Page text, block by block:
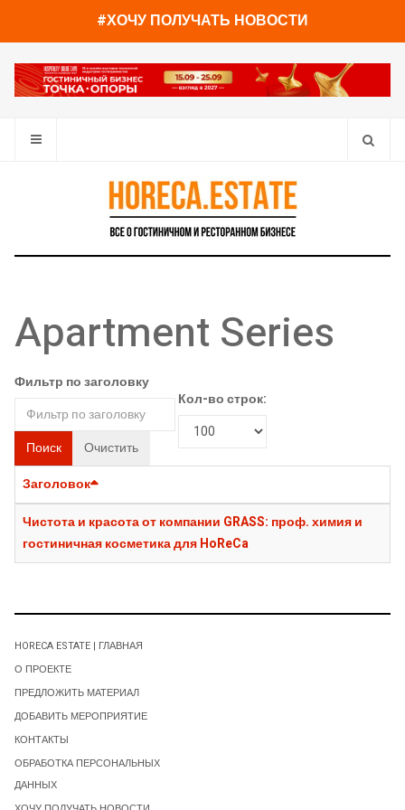
#ХОЧУ ПОЛУЧАТЬ НОВОСТИ
Apartment Series
Фильтр по заголовку
Поиск Очистить
Кол-во строк:
Заголовок
Чистота и красота от компании GRASS: проф. химия и
гостиничная косметика для HoReCa
HORECA ESTATE | ГЛАВНАЯ
О ПРОЕКТЕ
ПРЕДЛОЖИТЬ МАТЕРИАЛ
ДОБАВИТЬ МЕРОПРИЯТИЕ
КОНТАКТЫ
ОБРАБОТКА ПЕРСОНАЛЬНЫХ
ДАННЫХ